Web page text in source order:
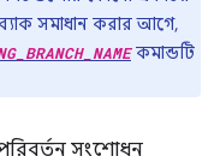
সমাধান করার আগে,
কমান্ডটি
সংশোধন